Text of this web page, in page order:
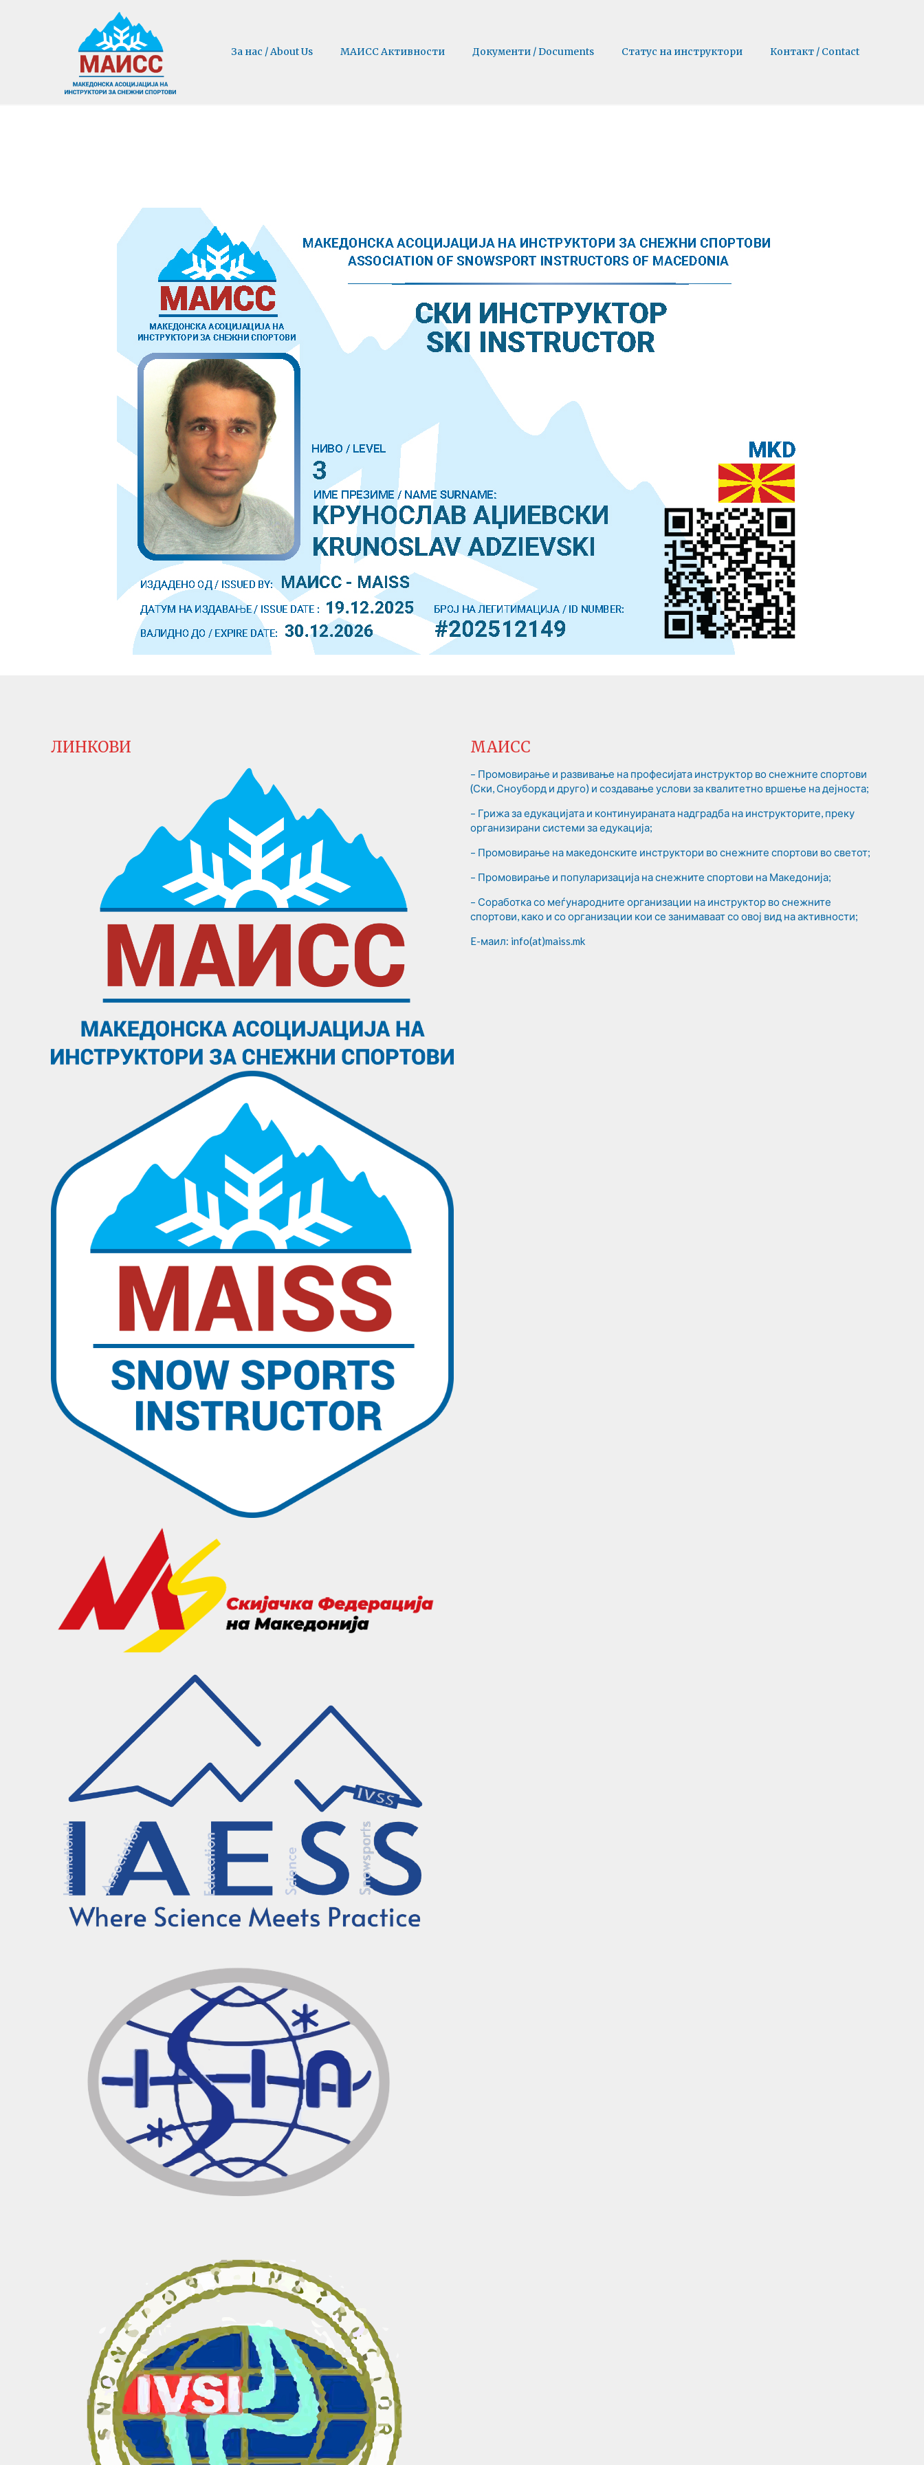
За нас / About Us МАИСС Активности Документи / Documents Статус на инструктори Контакт / Contact
ЛИНКОВИ МАИСС
– Промовирање и развивање на професијата инструктор во снежните спортови
(Ски, Сноуборд и друго) и создавање услови за квалитетно вршење на дејноста;
– Грижа за едукацијата и континуираната надградба на инструкторите, преку
организирани системи за едукација;
– Промовирање на македонските инструктори во снежните спортови во светот;
– Промовирање и популаризација на снежните спортови на Македонија;
– Соработка со меѓународните организации на инструктор во снежните
спортови, како и со организации кои се занимаваат со овој вид на активности;
E-маил: info(at)maiss.mk